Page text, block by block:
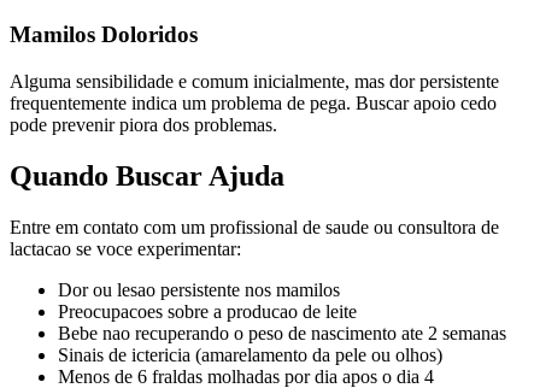
Mamilos Doloridos
Alguma sensibilidade e comum inicialmente, mas dor persistente
frequentemente indica um problema de pega. Buscar apoio cedo
pode prevenir piora dos problemas.
Quando Buscar Ajuda
Entre em contato com um profissional de saude ou consultora de
lactacao se voce experimentar:
Dor ou lesao persistente nos mamilos
Preocupacoes sobre a producao de leite
Bebe nao recuperando o peso de nascimento ate 2 semanas
Sinais de ictericia (amarelamento da pele ou olhos)
Menos de 6 fraldas molhadas por dia apos o dia 4